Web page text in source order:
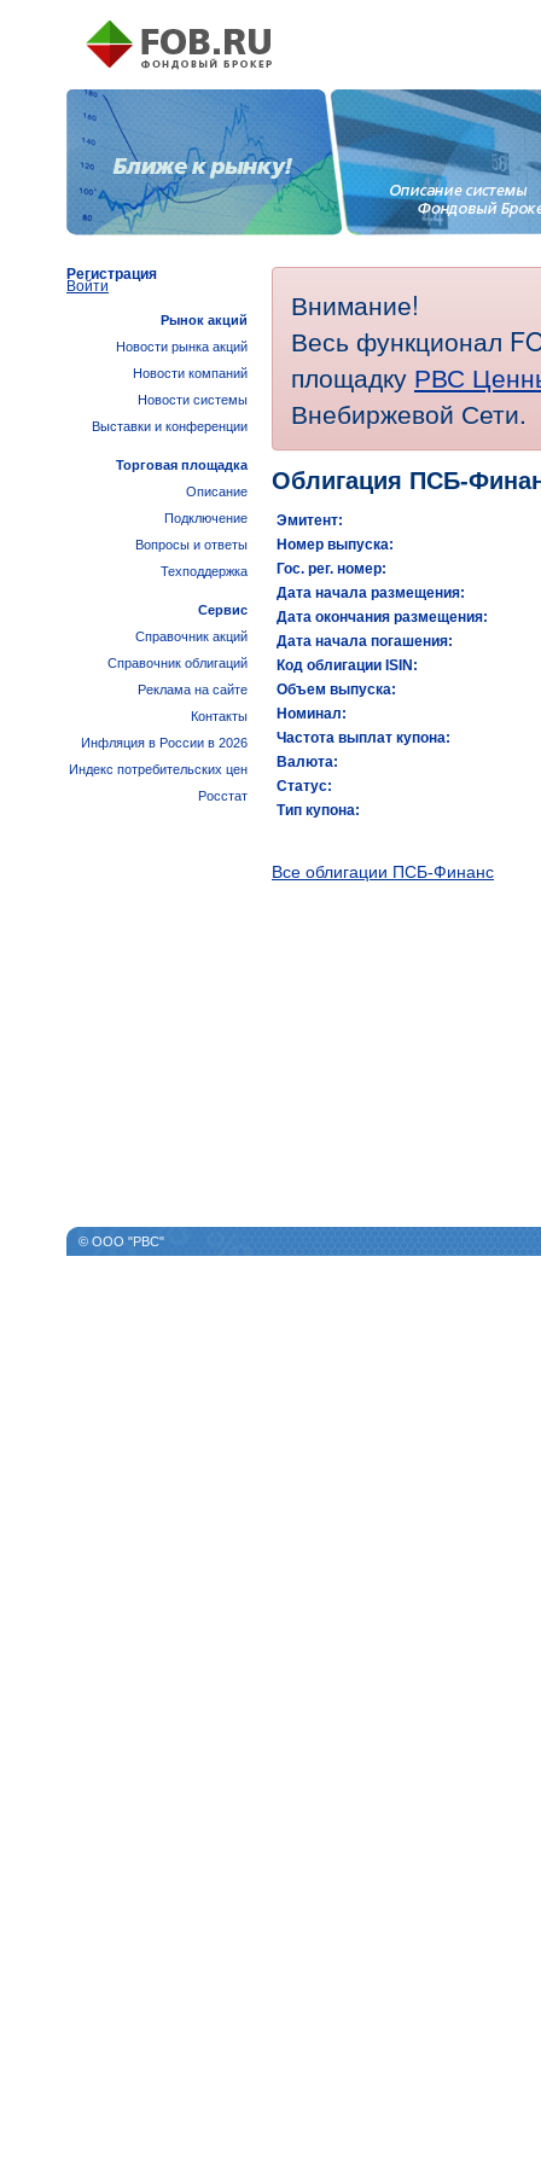
Внимание!
Весь функционал
площадку РВС
Внебиржевой Сети.
Облигация ПСБ-
Эмитент:
Номер выпуска:
Гос. рег. номер:
Дата начала размещения:
Дата окончания размещения:
Дата начала погашения:
Код облигации ISIN:
Объем выпуска:
Номинал:
Частота выплат купона:
Валюта:
Статус:
Тип купона:
Все облигации ПСБ-Финанс
Регистрация
Войти
Рынок акций
Новости рынка акций
Новости компаний
Новости системы
Выставки и конференции
Торговая площадка
Описание
Подключение
Вопросы и ответы
Техподдержка
Сервис
Справочник акций
Справочник облигаций
Реклама на сайте
Контакты
Инфляция в России в 2026
Индекс потребительских цен
Росстат
© ООО "РВС"